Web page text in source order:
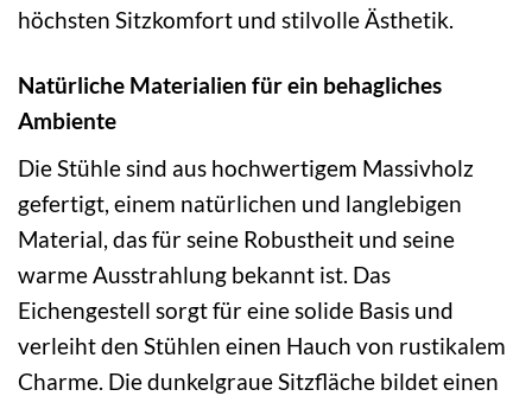
höchsten Sitzkomfort und stilvolle Ästhetik.
Natürliche Materialien für ein behagliches
Ambiente
Die Stühle sind aus hochwertigem Massivholz
gefertigt, einem natürlichen und langlebigen
Material, das für seine Robustheit und seine
warme Ausstrahlung bekannt ist. Das
Eichengestell sorgt für eine solide Basis und
verleiht den Stühlen einen Hauch von rustikalem
Charme. Die dunkelgraue Sitzfläche bildet einen